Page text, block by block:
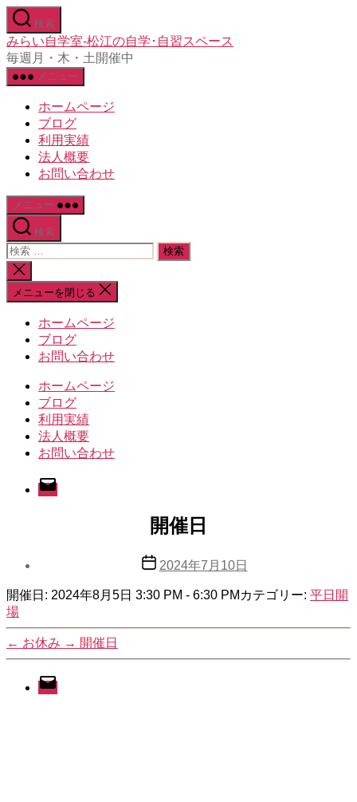
コ
ン
テ
ン
ツ
検索
みらい自学室-松江の自学･自習スペース
毎週月・木・土開催中
メニュー
ホームページ
ブログ
利用実績
法人概要
お問い合わせ
メニュー
検索
検
索
対
象:
検
索
を
メニューを閉じる
ホームページ
ブログ
お問い合わせ
ホームページ
ブログ
利用実績
法人概要
お問い合わせ
メ
ー
開催日
投
日
2024年7月10日
開催日: 2024年8月5日 3:30 PM - 6:30 PM カテゴリー: 平日開
場
← お休み → 開催日
メ
ー